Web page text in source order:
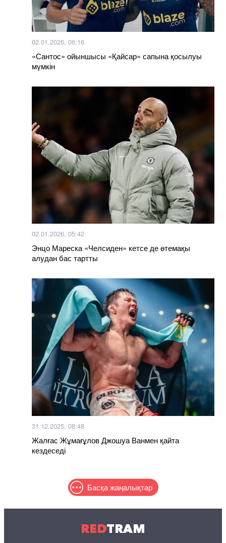
02.01.2026, 06:16
«Сантос» ойыншысы «Қайсар» сапына қосылуы
мүмкін
02.01.2026, 05:42
Энцо Мареска «Челсиден» кетсе де өтемақы
алудан бас тартты
31.12.2025, 08:48
Жалғас Жұмағұлов Джошуа Ванмен қайта
кездеседі
Басқа жаңалықтар
REDTRAM